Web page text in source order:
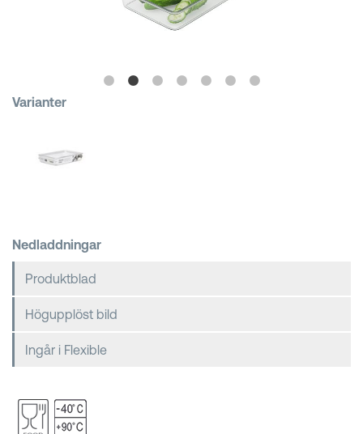
Varianter
Nedladdningar
Produktblad
Högupplöst bild
Ingår i Flexible